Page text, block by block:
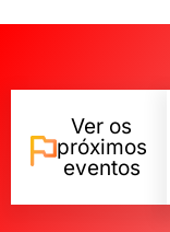
Ver os
próximos
eventos